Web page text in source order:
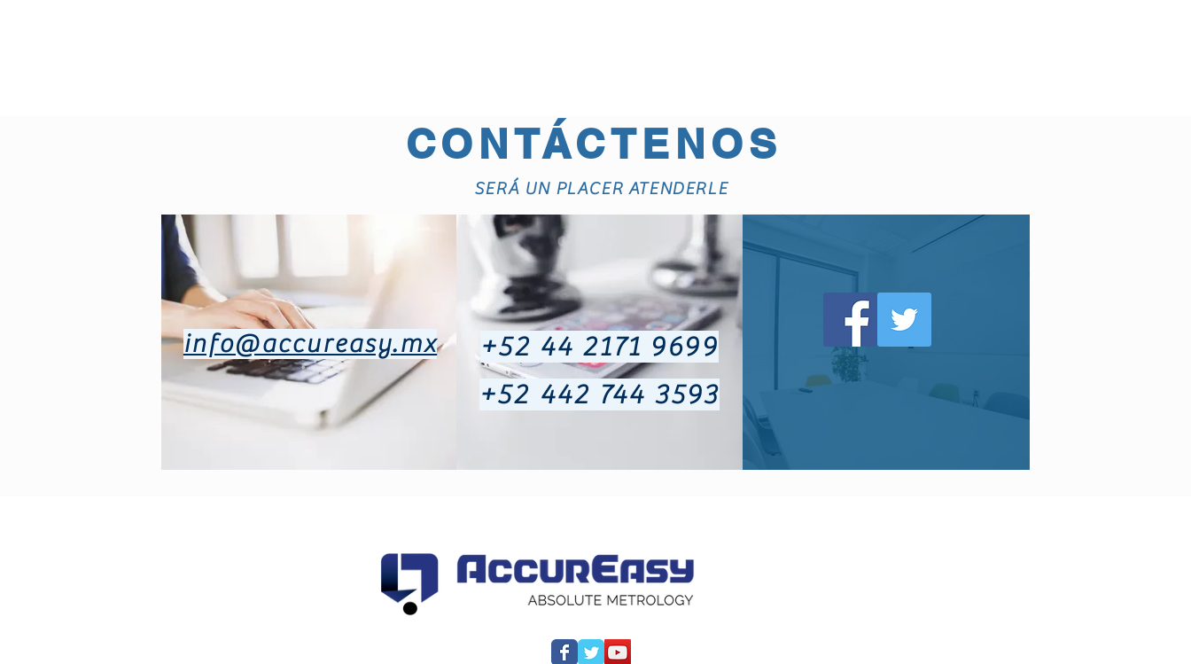
CONTÁCTENOS
SERÁ UN PLACER ATENDERLE
info@accureasy.mx
+52 44 2171 9699
+52 442 744 3593